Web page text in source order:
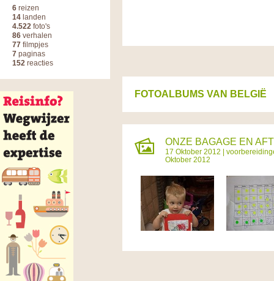
FOTOALBUMS VAN BELGIË
ONZE BAGAGE EN
17 Oktober 2012 |
Oktober 2012
6 reizen
14 landen
4.522 foto's
86 verhalen
77 filmpjes
7 paginas
152 reacties